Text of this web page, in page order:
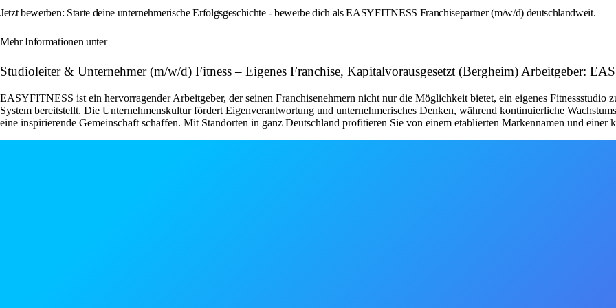
Jetzt bewerben: Starte deine unternehmerische Erfolgsgeschichte - bewerbe dich als EASYFITNESS Franchisepartner (m/w/d) deutschlandweit.
Mehr Informationen unter
Studioleiter & Unternehmer (m/w/d) Fitness – Eigenes Franchise, Kapitalvorausgesetzt (Bergheim) Arbeitgeber:
EASYFITNESS ist ein hervorragender Arbeitgeber, der seinen Franchisenehmern nicht nur die Möglichkeit bietet, ein eigenes Fitnessstudio
System bereitstellt. Die Unternehmenskultur fördert Eigenverantwortung und unternehmerisches Denken, während kontinuierliche
eine inspirierende Gemeinschaft schaffen. Mit Standorten in ganz Deutschland profitieren Sie von einem etablierten Markennamen und